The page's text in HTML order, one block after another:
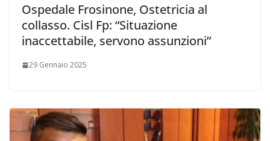
Ospedale Frosinone, Ostetricia al
collasso. Cisl Fp: “Situazione
inaccettabile, servono assunzioni”
29 Gennaio 2025